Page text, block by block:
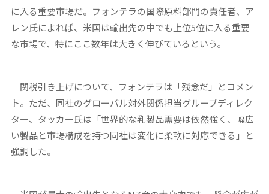
に入る重要市場だ。フォンテラの国際原料部門の責任者、ア
レン氏によれば、米国は輸出先の中でも上位5位に入る重要
な市場で、特にここ数年は大きく伸びているという。
関税引き上げについて、フォンテラは「残念だ」とコメン
ト。ただ、同社のグローバル対外関係担当グループディレク
ター、タッカー氏は「世界的な乳製品需要は依然強く、幅広
い製品と市場構成を持つ同社は変化に柔軟に対応できる」と
強調した。